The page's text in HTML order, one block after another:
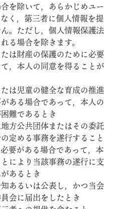
を除いて，あらかじめユー
く，第三者に個人情報を提
。ただし，個人情報保護法
る場合を除きます。
は財産の保護のために必要
，本人の同意を得ることが
は児童の健全な育成の推進
ある場合であって，本人の
難であるとき
方公共団体またはその委託
定める事務を遂行すること
要がある場合であって，本
により当該事務の遂行に支
あるとき
あるいは公表し，かつ当会
会に届出をしたとき